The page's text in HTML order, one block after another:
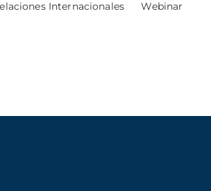
Internacionales Webinar